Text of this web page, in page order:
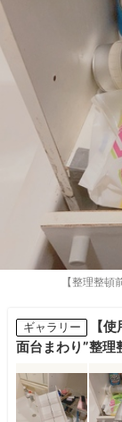
【整理整
ギャラリー
【
面台まわり”整理